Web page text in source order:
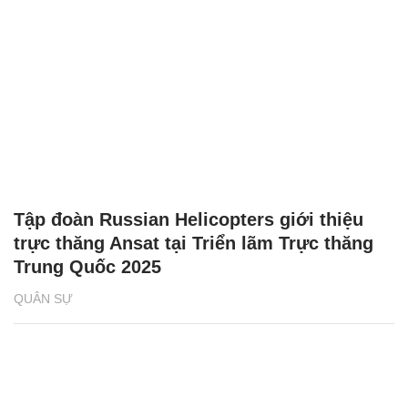
QUÂN SỰ
Tập đoàn Russian Helicopters giới thiệu
trực thăng Ansat tại Triển lãm Trực thăng
Trung Quốc 2025